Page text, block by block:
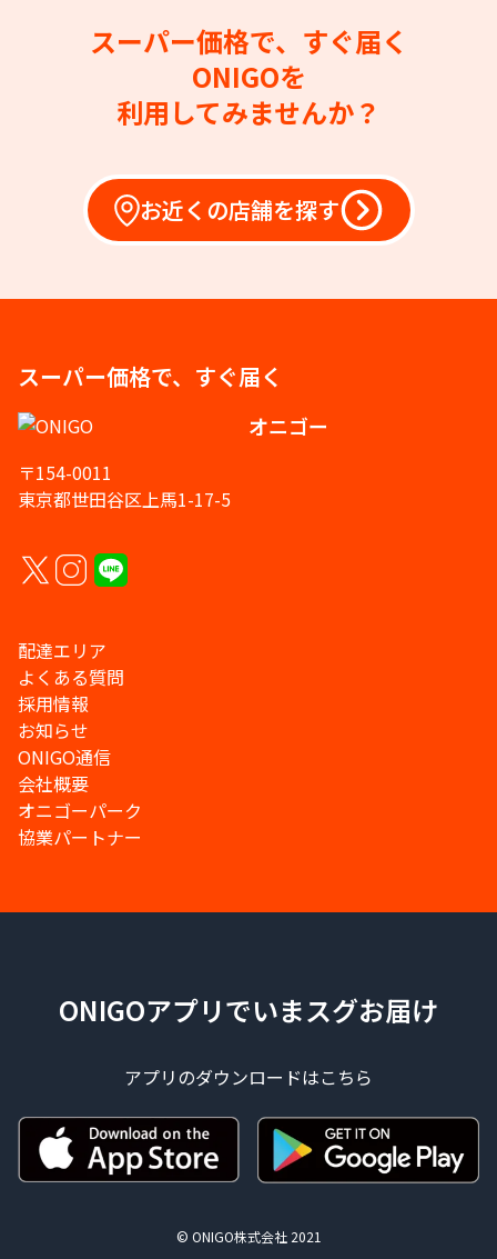
スーパー価格で、すぐ届く
ONIGOを
利用してみませんか？
お近くの店舗を探す
スーパー価格で、すぐ届く
オニゴー
〒154-0011
東京都世田谷区上馬1-17-5
配達エリア
よくある質問
採用情報
お知らせ
ONIGO通信
会社概要
オニゴーパーク
協業パートナー
ONIGOアプリでいまスグお届け
アプリのダウンロードはこちら
© ONIGO株式会社 2021